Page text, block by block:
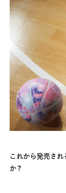
これから発売され
か？